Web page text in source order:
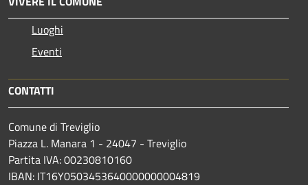
Luoghi
Eventi
CONTATTI
Comune di Treviglio
Piazza L. Manara 1 - 24047 - Treviglio
Partita IVA: 00230810160
IBAN: IT16Y0503453640000000004819